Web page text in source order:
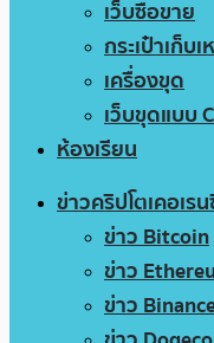
เว็บซื้อขาย
กระเป๋าเก็บ
เครื่องขุด
เว็บขุดแบบ
ห้องเรียน
ข่าวคริปโตเคอเร
ข่าว Bitcoin
ข่าว
ข่าว